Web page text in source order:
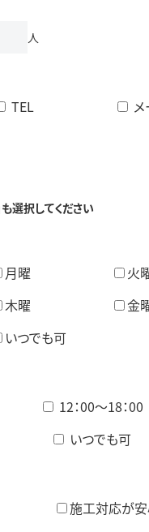
人
TEL
選択してください
月曜
火
木曜
金
いつでも可
12：00〜18：00
いつでも可
施工対応が安